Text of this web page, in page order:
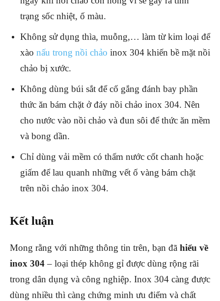
trạng sốc nhiệt, ố màu.
Không sử dụng thìa, muỗng,… làm từ kim loại để
xào nấu trong nồi chảo inox 304 khiến bề mặt nồi
chảo bị xước.
Không dùng búi sắt để cố gắng đánh bay phần
thức ăn bám chặt ở đáy nồi chảo inox 304. Nên
cho nước vào nồi chảo và đun sôi để thức ăn mềm
và bong dần.
Chỉ dùng vải mềm có thấm nước cốt chanh hoặc
giấm để lau quanh những vết ố vàng bám chặt
trên nồi chảo inox 304.
Kết luận
Mong rằng với những thông tin trên, bạn đã hiểu về
inox 304– loại thép không gỉ được dùng rộng rãi
trong dân dụng và công nghiệp. Inox 304 càng được
dùng nhiều thì càng chứng minh ưu điểm và chất